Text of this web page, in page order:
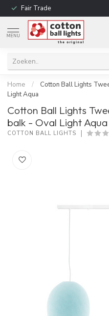
Fair Trade
MENU
Home /
Cotton Ball Lights
Light Aqua
Cotton Ball Lights
balk - Oval Light Aqua
COTTON BALL LIGHTS